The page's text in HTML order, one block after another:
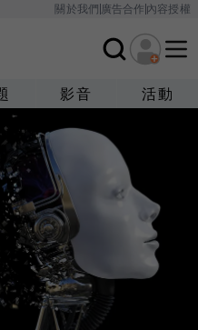
關於我們廣告合作內容授權
影音 活動